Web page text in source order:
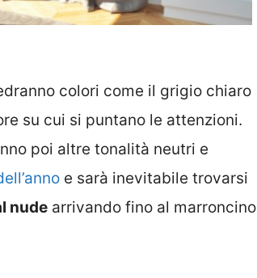
colori come il grigio chiaro
su cui si puntano le attenzioni.
poi altre tonalità neutri e
e sarà inevitabile trovarsi
nude arrivando fino al marroncino